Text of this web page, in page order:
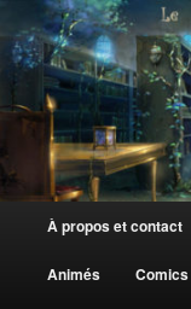
au
contenu
principalLe
principal
À propos et contact
Animés Comics